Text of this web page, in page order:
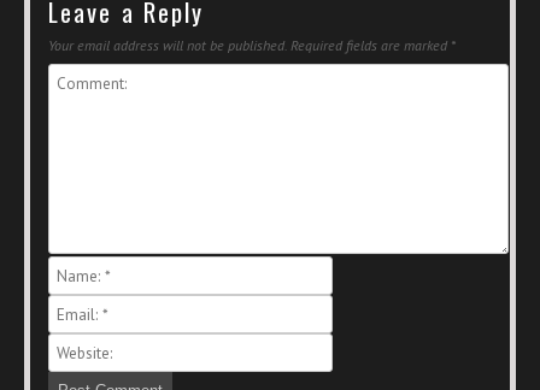
Leave a Reply
Your email address will not be published. Required fields are marked *